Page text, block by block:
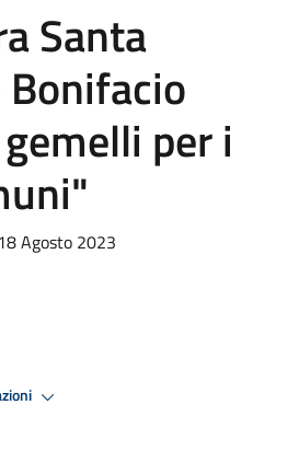
Santa
Bonifacio
per i
Agosto 2023